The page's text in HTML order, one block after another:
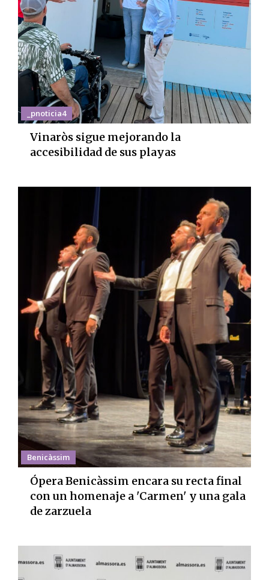
_pnoticia4
Vinaròs sigue mejorando la
accesibilidad de sus playas
Benicàssim
Ópera Benicàssim encara su recta final
con un homenaje a 'Carmen' y una gala
de zarzuela